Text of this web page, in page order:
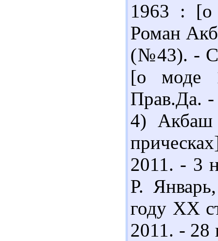
1963 :
Роман
(№43). -
[о моде
Прав.Да.
4)
2011. - 3
Р.
году ХХ
2011. -